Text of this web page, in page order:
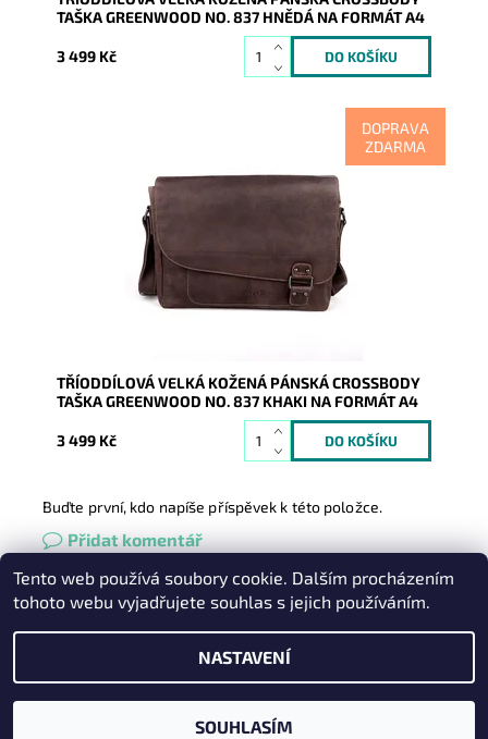
TAŠKA GREENWOOD NO. 837 HNĚDÁ NA FORMÁT A4
3 499 Kč
DOPRAVA
ZDARMA
Velká kožená khaki pevná tříodddílová pánská
crossbody taška na formát A4 australské značky
Skladem
17186
GreenWood
TŘÍODDÍLOVÁ VELKÁ KOŽENÁ PÁNSKÁ CROSSBODY
TAŠKA GREENWOOD NO. 837 KHAKI NA FORMÁT A4
3 499 Kč
Buďte první, kdo napíše příspěvek k této položce.
Přidat komentář
Heureka.cz | Zboží.cz Oázakabelek
2026 © Kabelky pro Vás, všechna práva vyhrazena
Vytvořil Shoptet
Tento web používá soubory cookie. Dalším procházením
tohoto webu vyjadřujete souhlas s jejich používáním.
NASTAVENÍ
SOUHLASÍM